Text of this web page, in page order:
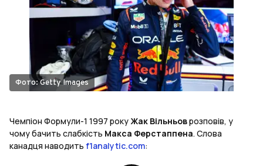
Фото: Getty Images
Чемпіон Формули-1 1997 рокуЖак Вільньоврозповів, у
чому бачить слабкість Макса Ферстаппена. Слова
канадця наводить f1analytic.com: